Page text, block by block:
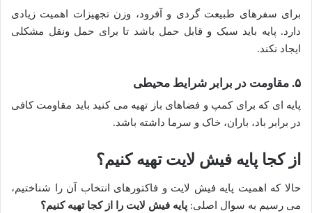
برای سفرهای طبیعت گردی و آفرود، وزن تجهیزات اهمیت زیادی
دارد. پایه باید سبک و قابل حمل باشد تا برای حمل ونقل مشکلی
ایجاد نکند.
۵. مقاومت در برابر شرایط محیطی
پایه ای که برای کمپ و فضاهای باز تهیه می کنید باید مقاومت کافی
در برابر باد، باران، خاک و سرما داشته باشد.
از کجا پایه فیش لایت تهیه کنیم؟
حالا که اهمیت پایه فیش لایت و فاکتورهای انتخاب آن را شناختیم،
می رسیم به سوال اصلی: پایه فیش لایت را از کجا تهیه کنیم؟